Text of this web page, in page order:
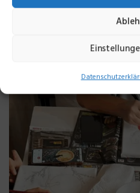
WEITERLESEN